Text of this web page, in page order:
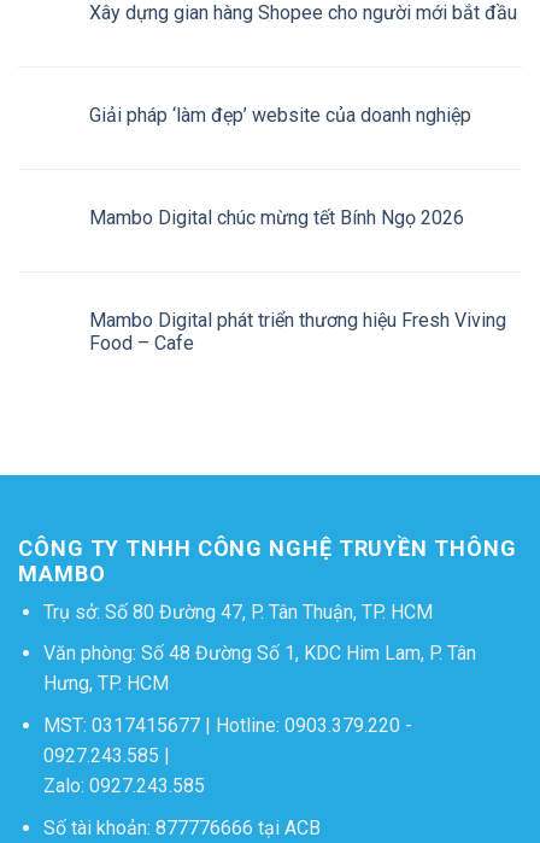
Xây dựng gian hàng Shopee cho người mới bắt đầu
Giải pháp ‘làm đẹp’ website của doanh nghiệp
Mambo Digital chúc mừng tết Bính Ngọ 2026
Mambo Digital phát triển thương hiệu Fresh Viving
Food – Cafe
CÔNG TY TNHH CÔNG NGHỆ TRUYỀN THÔNG
MAMBO
Trụ sở: Số 80 Đường 47, P. Tân Thuận, TP. HCM
Văn phòng: Số 48 Đường Số 1, KDC Him Lam, P. Tân
Hưng, TP. HCM
MST: 0317415677 | Hotline: 0903.379.220-
0927.243.585 |
Zalo: 0927.243.585
Số tài khoản: 877776666 tại ACB